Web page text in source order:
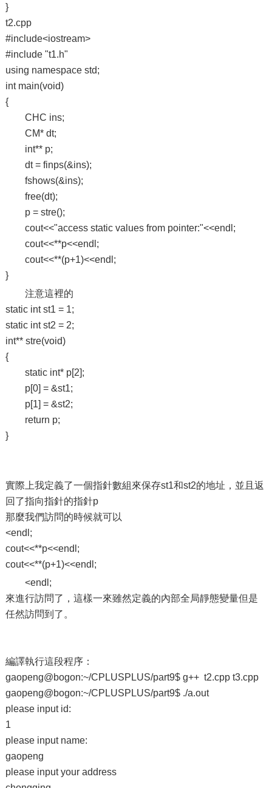
}
t2.cpp
#include<iostream>
#include "t1.h"
using namespace std;
int main(void)
{
CHC ins;
CM* dt;
int** p;
dt = finps(&ins);
fshows(&ins);
free(dt);
p = stre();
cout<<"access static values from pointer:"<<endl;
cout<<**p<<endl;
cout<<**(p+1)<<endl;
}
注意這裡的
static int st1 = 1;
static int st2 = 2;
int** stre(void)
{
static int* p[2];
p[0] = &st1;
p[1] = &st2;
return p;
}
實際上我定義了一個指針數組來保存st1和st2的地址，並且返
回了指向指針的指針p
那麼我們訪問的時候就可以
<endl;
cout<<**p<<endl;
cout<<**(p+1)<<endl;
<endl;
來進行訪問了，這樣一來雖然定義的內部全局靜態變量但是
任然訪問到了。
編譯執行這段程序：
gaopeng@bogon:~/CPLUSPLUS/part9$ g++ t2.cpp t3.cpp
gaopeng@bogon:~/CPLUSPLUS/part9$ ./a.out
please input id:
1
please input name:
gaopeng
please input your address